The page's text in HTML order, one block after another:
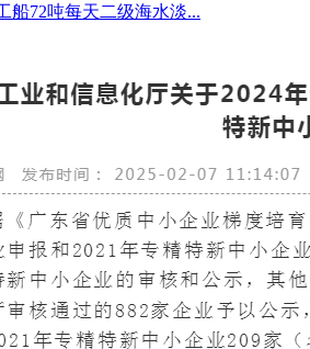
船72吨每天二级海水淡...